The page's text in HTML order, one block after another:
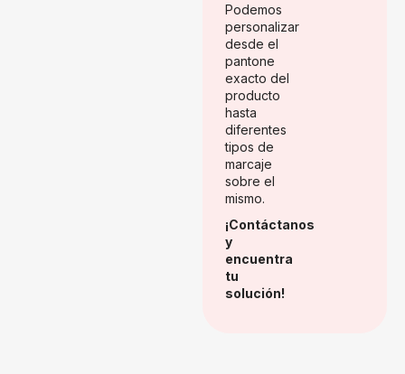
Podemos
personalizar
desde el
pantone
exacto del
producto
hasta
diferentes
tipos de
marcaje
sobre el
mismo.
¡Contáctanos
y
encuentra
tu
solución!